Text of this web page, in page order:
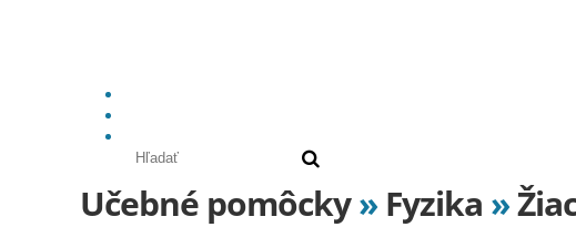
Učebné pomôcky» Fyzika »